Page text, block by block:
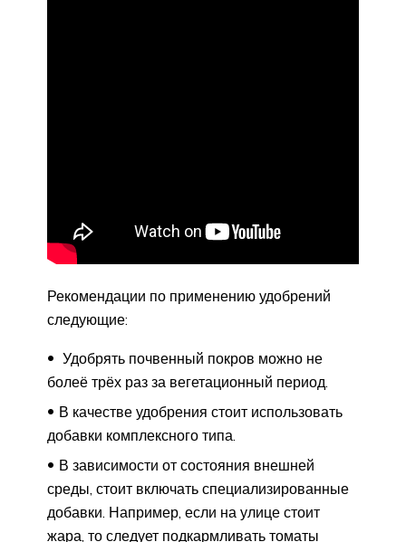
Рекомендации по применению удобрений
следующие:
Удобрять почвенный покров можно не
болеё трёх раз за вегетационный период.
В качестве удобрения стоит использовать
добавки комплексного типа.
В зависимости от состояния внешней
среды, стоит включать специализированные
добавки. Например, если на улице стоит
жара, то следует подкармливать томаты